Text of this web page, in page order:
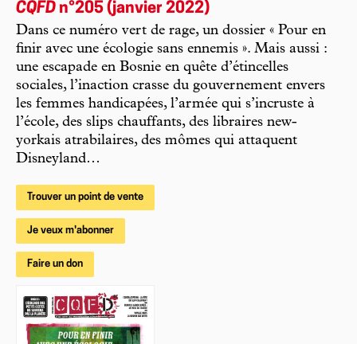
CQFD n°205 (janvier 2022)
Dans ce numéro vert de rage, un dossier « Pour en
finir avec une écologie sans ennemis ». Mais aussi :
une escapade en Bosnie en quête d’étincelles
sociales, l’inaction crasse du gouvernement envers
les femmes handicapées, l’armée qui s’incruste à
l’école, des slips chauffants, des libraires new-
yorkais atrabilaires, des mômes qui attaquent
Disneyland…
Trouver un point de vente
Je veux m'abonner
Faire un don